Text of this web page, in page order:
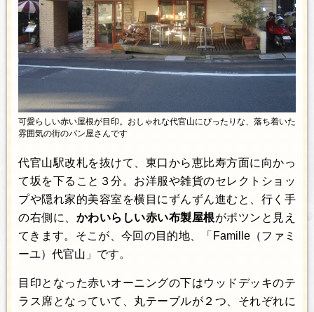
可愛らしい赤い屋根が目印。おしゃれな代官山にぴったりな、落ち着いた
雰囲気の街のパン屋さんです
代官山駅改札を抜けて、東口から恵比寿方面に向かっ
て坂を下ること３分。お洋服や雑貨のセレクトショッ
プや隠れ家的美容室を横目にずんずん進むと、行く手
の右側に、 かわいらしい赤い布製屋根がポツンと見え
てきます。そこが、今回の目的地、「Famille（ファミ
ーユ）代官山」です。
目印となった赤いオーニングの下はウッドデッキのテ
ラス席となっていて、丸テーブルが２つ、それぞれに